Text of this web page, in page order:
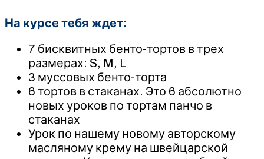
На курсе тебя ждет:
7 бисквитных бенто-тортов в трех
размерах: S, M, L
3 муссовых бенто-торта
6 тортов в стаканах. Это 6 абсолютно
новых уроков по тортам панчо в
стаканах
Урок по нашему новому авторскому
масляному крему на швейцарской